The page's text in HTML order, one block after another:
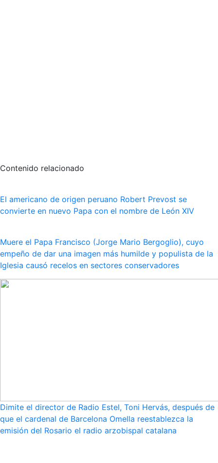
Contenido relacionado
El americano de origen peruano Robert Prevost se
convierte en nuevo Papa con el nombre de León XIV
Muere el Papa Francisco (Jorge Mario Bergoglio), cuyo
empeño de dar una imagen más humilde y populista de la
Iglesia causó recelos en sectores conservadores
Dimite el director de Radio Estel, Toni Hervás, después de
que el cardenal de Barcelona Omella reestablezca la
emisión del Rosario el radio arzobispal catalana